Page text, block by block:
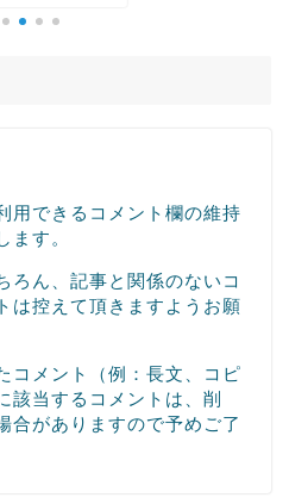
用できるコメント欄の維持
ます。
ろん、記事と関係のないコ
は控えて頂きますようお願
コメント（例：長文、コピ
該当するコメントは、削
合がありますので予めご了